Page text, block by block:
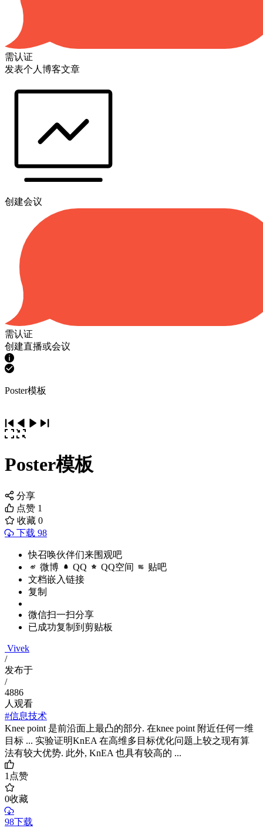
需认证
发表个人博客文章
创建会议
需认证
创建直播或会议
Poster模板
Poster模板
分享
点赞 1
收藏 0
下载 98
快召唤伙伴们来围观吧
微博 QQ QQ空间 贴吧
文档嵌入链接
复制
微信扫一扫分享
已成功复制到剪贴板
Vivek
/
发布于
/
4886
人观看
#信息技术
Knee point 是前沿面上最凸的部分. 在knee point 附近任何一维
目标 ... 实验证明KnEA 在高维多目标优化问题上较之现有算
法有较大优势. 此外, KnEA 也具有较高的 ...
1点赞
0收藏
98下载